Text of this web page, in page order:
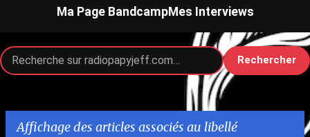
Ma Page BandcampMes Interviews
Rechercher
Affichage des articles associés au libellé